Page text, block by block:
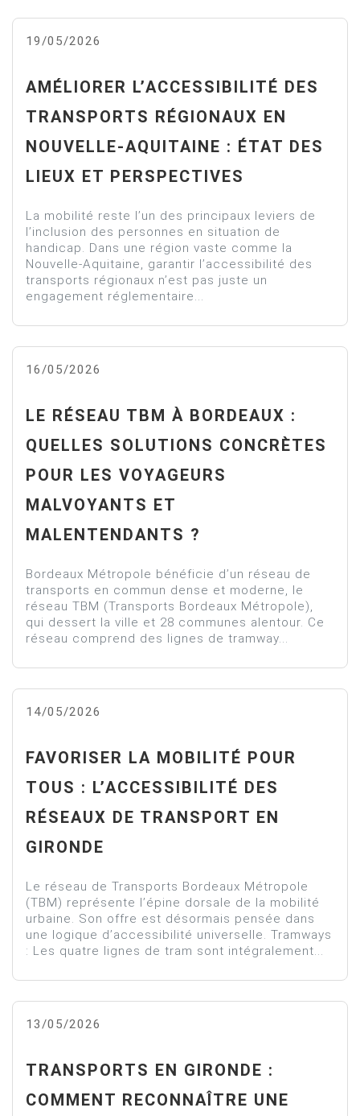
19/05/2026
AMÉLIORER L’ACCESSIBILITÉ DES
TRANSPORTS RÉGIONAUX EN
NOUVELLE-AQUITAINE : ÉTAT DES
LIEUX ET PERSPECTIVES
La mobilité reste l’un des principaux leviers de
l’inclusion des personnes en situation de
handicap. Dans une région vaste comme la
Nouvelle-Aquitaine, garantir l’accessibilité des
transports régionaux n’est pas juste un
engagement réglementaire...
16/05/2026
LE RÉSEAU TBM À BORDEAUX :
QUELLES SOLUTIONS CONCRÈTES
POUR LES VOYAGEURS
MALVOYANTS ET
MALENTENDANTS ?
Bordeaux Métropole bénéficie d’un réseau de
transports en commun dense et moderne, le
réseau TBM (Transports Bordeaux Métropole),
qui dessert la ville et 28 communes alentour. Ce
réseau comprend des lignes de tramway...
14/05/2026
FAVORISER LA MOBILITÉ POUR
TOUS : L’ACCESSIBILITÉ DES
RÉSEAUX DE TRANSPORT EN
GIRONDE
Le réseau de Transports Bordeaux Métropole
(TBM) représente l’épine dorsale de la mobilité
urbaine. Son offre est désormais pensée dans
une logique d’accessibilité universelle. Tramways
: Les quatre lignes de tram sont intégralement...
13/05/2026
TRANSPORTS EN GIRONDE :
COMMENT RECONNAÎTRE UNE